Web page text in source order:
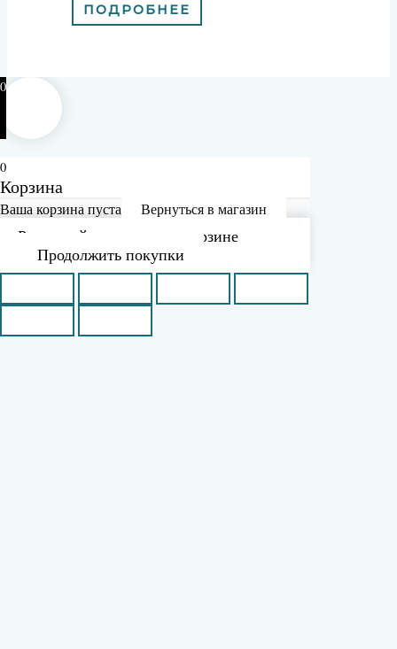
ПОДРОБНЕЕ
0
0
Корзина
Ваша корзина пуста Вернуться в магазин
Рассчитайте доставку в корзине
Продолжить покупки